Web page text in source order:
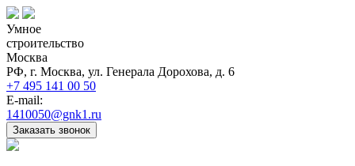
Умное
строительство
Москва
РФ, г. Москва, ул. Генерала Дорохова, д. 6
+7 495 141 00 50
E-mail:
1410050@gnk1.ru
Заказать звонок